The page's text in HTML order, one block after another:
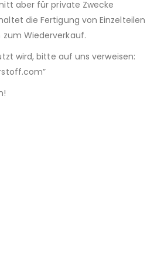
aber für private Zwecke
die Fertigung von Einzelteilen
zum Wiederverkauf.
wird, bitte auf uns verweisen: